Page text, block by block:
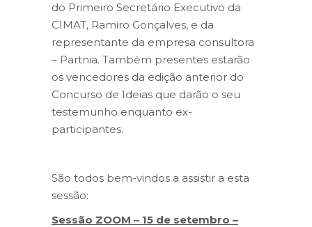
do Primeiro Secretário Executivo da
CIMAT, Ramiro Gonçalves, e da
representante da empresa consultora
– Partnia. Também presentes estarão
os vencedores da edição anterior do
Concurso de Ideias que darão o seu
testemunho enquanto ex-
participantes.
São todos bem-vindos a assistir a esta
sessão:
Sessão ZOOM – 15 de setembro –